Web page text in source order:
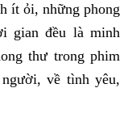
ít ỏi, những phong
gian đều là minh
thư trong phim
về tình yêu,